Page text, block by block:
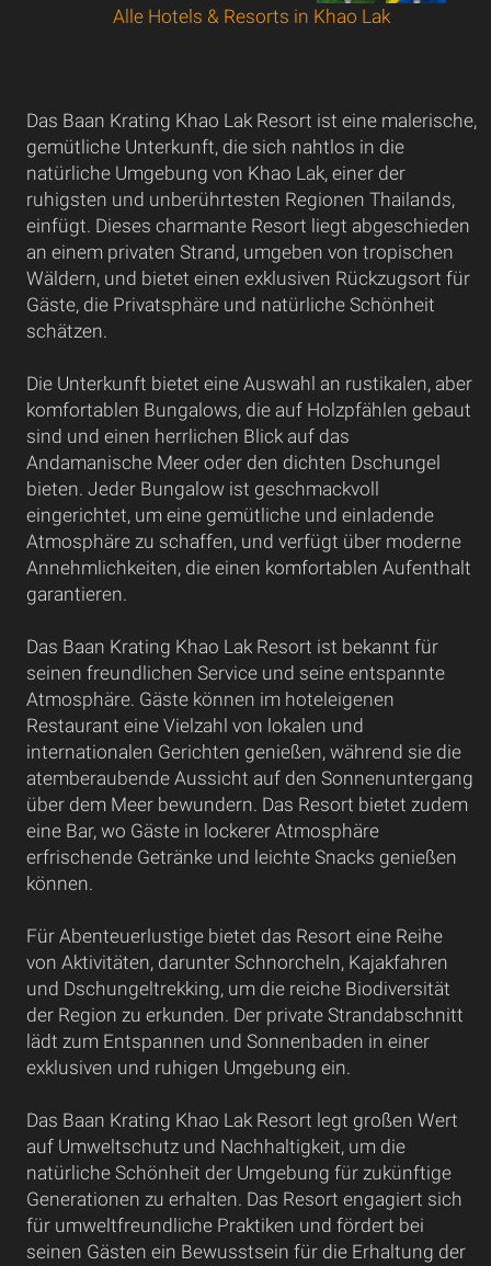
Alle Hotels & Resorts in Khao Lak
Das Baan Krating Khao Lak Resort ist eine malerische,
gemütliche Unterkunft, die sich nahtlos in die
natürliche Umgebung von Khao Lak, einer der
ruhigsten und unberührtesten Regionen Thailands,
einfügt. Dieses charmante Resort liegt abgeschieden
an einem privaten Strand, umgeben von tropischen
Wäldern, und bietet einen exklusiven Rückzugsort für
Gäste, die Privatsphäre und natürliche Schönheit
schätzen.
Die Unterkunft bietet eine Auswahl an rustikalen, aber
komfortablen Bungalows, die auf Holzpfählen gebaut
sind und einen herrlichen Blick auf das
Andamanische Meer oder den dichten Dschungel
bieten. Jeder Bungalow ist geschmackvoll
eingerichtet, um eine gemütliche und einladende
Atmosphäre zu schaffen, und verfügt über moderne
Annehmlichkeiten, die einen komfortablen Aufenthalt
garantieren.
Das Baan Krating Khao Lak Resort ist bekannt für
seinen freundlichen Service und seine entspannte
Atmosphäre. Gäste können im hoteleigenen
Restaurant eine Vielzahl von lokalen und
internationalen Gerichten genießen, während sie die
atemberaubende Aussicht auf den Sonnenuntergang
über dem Meer bewundern. Das Resort bietet zudem
eine Bar, wo Gäste in lockerer Atmosphäre
erfrischende Getränke und leichte Snacks genießen
können.
Für Abenteuerlustige bietet das Resort eine Reihe
von Aktivitäten, darunter Schnorcheln, Kajakfahren
und Dschungeltrekking, um die reiche Biodiversität
der Region zu erkunden. Der private Strandabschnitt
lädt zum Entspannen und Sonnenbaden in einer
exklusiven und ruhigen Umgebung ein.
Das Baan Krating Khao Lak Resort legt großen Wert
auf Umweltschutz und Nachhaltigkeit, um die
natürliche Schönheit der Umgebung für zukünftige
Generationen zu erhalten. Das Resort engagiert sich
für umweltfreundliche Praktiken und fördert bei
seinen Gästen ein Bewusstsein für die Erhaltung der